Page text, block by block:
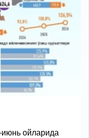
ойларида